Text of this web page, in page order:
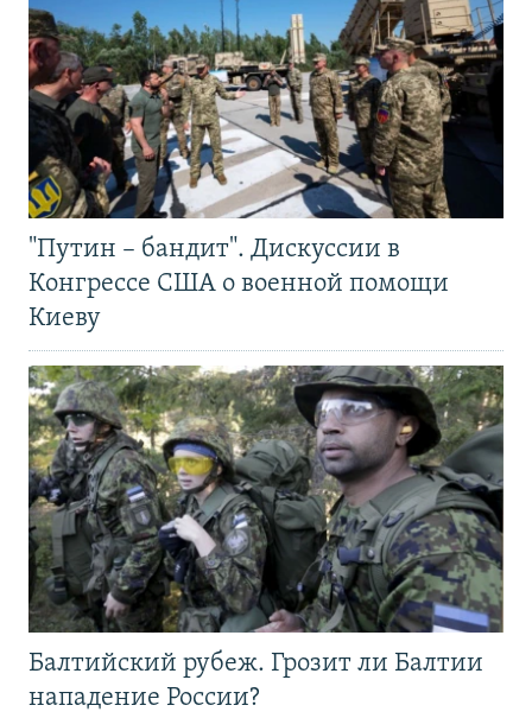
"Путин – бандит". Дискуссии в
Конгрессе США о военной помощи
Киеву
Балтийский рубеж. Грозит ли Балтии
нападение России?